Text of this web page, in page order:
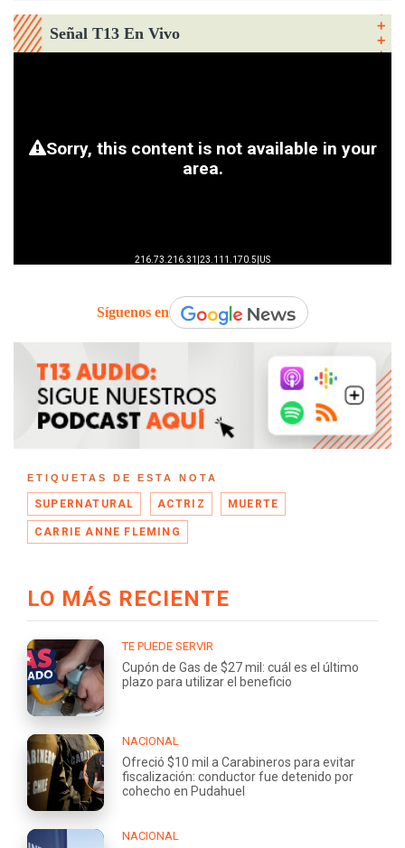
Señal T13 En Vivo
Síguenos en
ETIQUETAS DE ESTA NOTA
SUPERNATURAL ACTRIZ MUERTE
CARRIE ANNE FLEMING
LO MÁS RECIENTE
TE PUEDE SERVIR
Cupón de Gas de $27 mil: cuál es el último
plazo para utilizar el beneficio
NACIONAL
Ofreció $10 mil a Carabineros para evitar
fiscalización: conductor fue detenido por
cohecho en Pudahuel
NACIONAL